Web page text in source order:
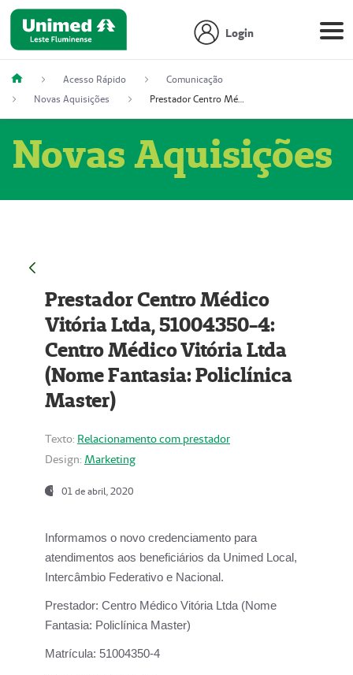
Login
Acesso Rápido
Comunicação
Novas Aquisições
Prestador Centro Médico Vitória Ltda, 51004350-4: Centro Médico Vitória Ltda (Nome Fantasia: Policlínica Master)
Novas Aquisições
Prestador Centro Médico
Vitória Ltda, 51004350-4:
Centro Médico Vitória Ltda
(Nome Fantasia: Policlínica
Master)
Texto: Relacionamento com prestador
Design: Marketing
01 de abril, 2020
Informamos o novo credenciamento para
atendimentos aos beneficiários da Unimed Local,
Intercâmbio Federativo e Nacional.
Prestador: Centro Médico Vitória Ltda (Nome
Fantasia: Policlínica Master)
Matrícula: 51004350-4